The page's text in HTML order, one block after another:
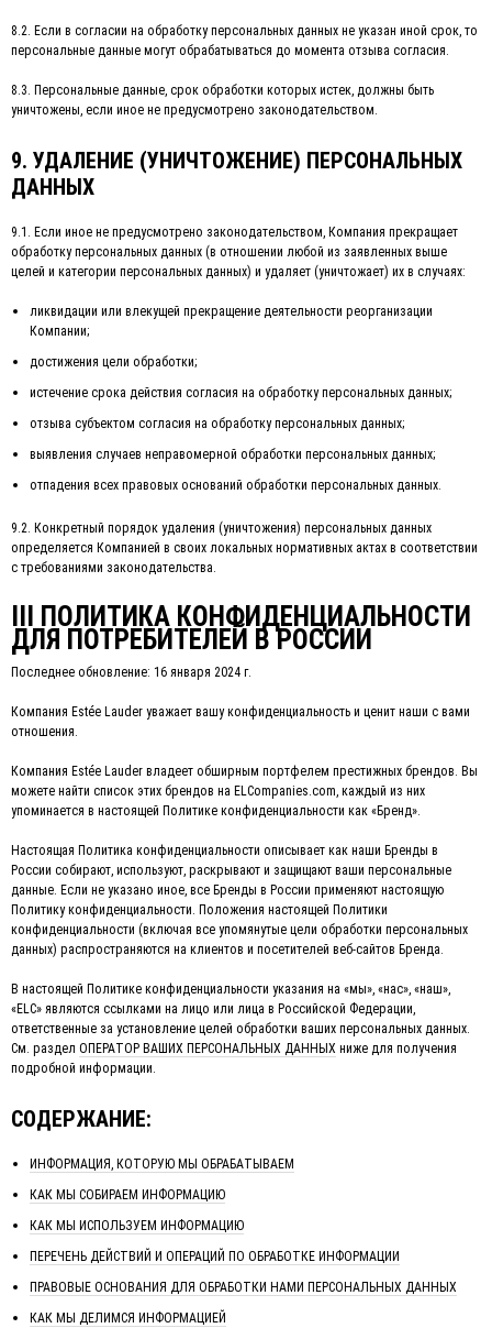
8.2. Если в согласии на обработку персональных данных не указан иной срок, то
персональные данные могут обрабатываться до момента отзыва согласия.
8.3. Персональные данные, срок обработки которых истек, должны быть
уничтожены, если иное не предусмотрено законодательством.
9. УДАЛЕНИЕ (УНИЧТОЖЕНИЕ) ПЕРСОНАЛЬНЫХ
ДАННЫХ
9.1. Если иное не предусмотрено законодательством, Компания прекращает
обработку персональных данных (в отношении любой из заявленных выше
целей и категории персональных данных) и удаляет (уничтожает) их в случаях:
ликвидации или влекущей прекращение деятельности реорганизации
Компании;
достижения цели обработки;
истечение срока действия согласия на обработку персональных данных;
отзыва субъектом согласия на обработку персональных данных;
выявления случаев неправомерной обработки персональных данных;
отпадения всех правовых оснований обработки персональных данных.
9.2. Конкретный порядок удаления (уничтожения) персональных данных
определяется Компанией в своих локальных нормативных актах в соответствии
с требованиями законодательства.
III ПОЛИТИКА КОНФИДЕНЦИАЛЬНОСТИ
ДЛЯ ПОТРЕБИТЕЛЕЙ В РОССИИ
Последнее обновление: 16 января 2024 г.
Компания Estée Lauder уважает вашу конфиденциальность и ценит наши с вами
отношения.
Компания Estée Lauder владеет обширным портфелем престижных брендов. Вы
можете найти список этих брендов на ELCompanies.com, каждый из них
упоминается в настоящей Политике конфиденциальности как «Бренд».
Настоящая Политика конфиденциальности описывает как наши Бренды в
России собирают, используют, раскрывают и защищают ваши персональные
данные. Если не указано иное, все Бренды в России применяют настоящую
Политику конфиденциальности. Положения настоящей Политики
конфиденциальности (включая все упомянутые цели обработки персональных
данных) распространяются на клиентов и посетителей веб-сайтов Бренда.
В настоящей Политике конфиденциальности указания на «мы», «нас», «наш»,
«ELC» являются ссылками на лицо или лица в Российской Федерации,
ответственные за установление целей обработки ваших персональных данных.
См. раздел ОПЕРАТОР ВАШИХ ПЕРСОНАЛЬНЫХ ДАННЫХ ниже для получения
подробной информации.
СОДЕРЖАНИЕ:
ИНФОРМАЦИЯ, КОТОРУЮ МЫ ОБРАБАТЫВАЕМ
КАК МЫ СОБИРАЕМ ИНФОРМАЦИЮ
КАК МЫ ИСПОЛЬЗУЕМ ИНФОРМАЦИЮ
ПЕРЕЧЕНЬ ДЕЙСТВИЙ И ОПЕРАЦИЙ ПО ОБРАБОТКЕ ИНФОРМАЦИИ
ПРАВОВЫЕ ОСНОВАНИЯ ДЛЯ ОБРАБОТКИ НАМИ ПЕРСОНАЛЬНЫХ ДАННЫХ
КАК МЫ ДЕЛИМСЯ ИНФОРМАЦИЕЙ